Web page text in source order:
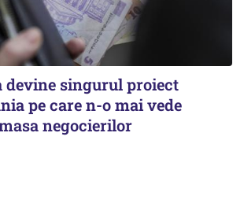
devine singurul proiect
pe care n-o mai vede
negocierilor